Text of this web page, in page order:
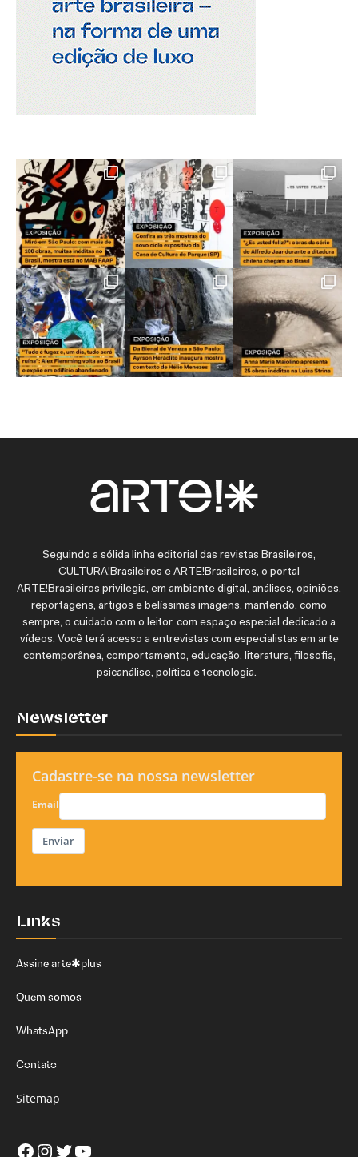
Seguindo a sólida linha editorial das revistas Brasileiros,
CULTURA!Brasileiros e ARTE!Brasileiros, o portal
ARTE!Brasileiros privilegia, em ambiente digital, análises, opiniões,
reportagens, artigos e belíssimas imagens, mantendo, como
sempre, o cuidado com o leitor, com espaço especial dedicado a
vídeos. Você terá acesso a entrevistas com especialistas em arte
contemporânea, comportamento, educação, literatura, filosofia,
psicanálise, política e tecnologia.
Newsletter
Cadastre-se na nossa newsletter
Email
Enviar
Links
Assine arte✱plus
Quem somos
WhatsApp
Contato
Sitemap
Facebook
Instagram
Twitter
Youtube